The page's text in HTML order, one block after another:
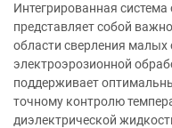
Интегрированная
представляет собой
области сверления малых
электроэрозионной
поддерживает
точному контролю
диэлектрической